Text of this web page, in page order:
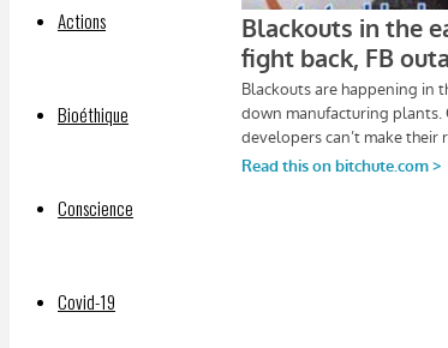
Actions
Bioéthique
Conscience
Covid-19
Blackouts are happening in the east,
manufacturing plants. China is also
repayments on time. There’s a lot